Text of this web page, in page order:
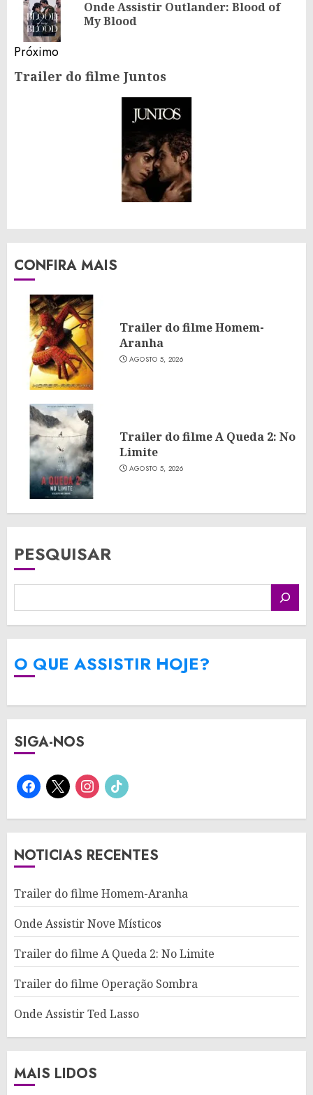
Onde Assistir Outlander: Blood of
My Blood
Próximo
Próximo
Trailer do filme Juntos
CONFIRA MAIS
Trailer do filme Homem-
Aranha
AGOSTO 5, 2026
Trailer do filme A Queda 2: No
Limite
AGOSTO 5, 2026
PESQUISAR
O QUE ASSISTIR HOJE?
SIGA-NOS
facebook
x instagram
tiktok
NOTICIAS RECENTES
Trailer do filme Homem-Aranha
Onde Assistir Nove Místicos
Trailer do filme A Queda 2: No Limite
Trailer do filme Operação Sombra
Onde Assistir Ted Lasso
MAIS LIDOS